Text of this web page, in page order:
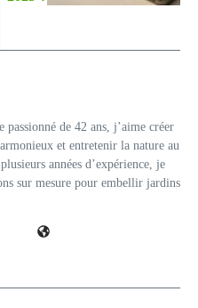
passionné de 42 ans, j’aime créer
et entretenir la nature au
années d’expérience, je
sur mesure pour embellir jardins